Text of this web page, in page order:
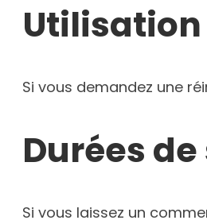
Si vous demandez une
Durées
Si vous laissez un